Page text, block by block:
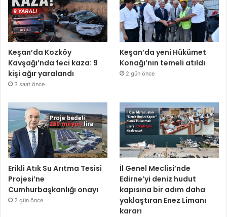
Keşan’da Kozköy
Kavşağı’nda feci kaza: 9
kişi ağır yaralandı
3 saat önce
Keşan’da yeni Hükümet
Konağı’nın temeli atıldı
2 gün önce
Erikli Atık Su Arıtma Tesisi
Projesi’ne
Cumhurbaşkanlığı onayı
2 gün önce
İl Genel Meclisi’nde
Edirne’yi deniz hudut
kapısına bir adım daha
yaklaştıran Enez Limanı
kararı